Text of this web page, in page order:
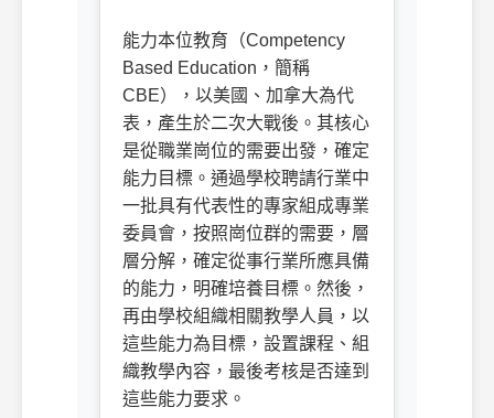
能力本位教育（Competency
Based Education，簡稱
CBE），以美國、加拿大為代
表，產生於二次大戰後。其核心
是從職業崗位的需要出發，確定
能力目標。通過學校聘請行業中
一批具有代表性的專家組成專業
委員會，按照崗位群的需要，層
層分解，確定從事行業所應具備
的能力，明確培養目標。然後，
再由學校組織相關教學人員，以
這些能力為目標，設置課程、組
織教學內容，最後考核是否達到
這些能力要求。